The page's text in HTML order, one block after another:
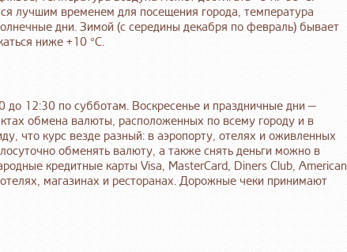
лучшим временем для посещения города, температура
дни. Зимой (с середины декабря по февраль) бывает
ниже +10 °C.
12:30 по субботам. Воскресенье и праздничные дни —
обмена валюты, расположенных по всему городу и в
что курс везде разный: в аэропорту, отелях и оживленных
обменять валюту, а также снять деньги можно в
кредитные карты Visa, MasterCard, Diners Club, American
магазинах и ресторанах. Дорожные чеки принимают